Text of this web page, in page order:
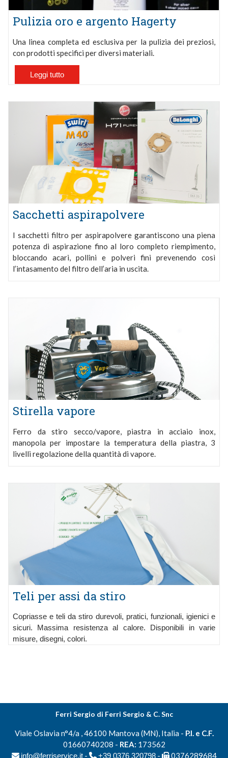
Pulizia oro e argento Hagerty
Una linea completa ed esclusiva per la pulizia dei preziosi,
con prodotti specifici per diversi materiali.
Leggi tutto
Sacchetti aspirapolvere
I sacchetti filtro per aspirapolvere garantiscono una piena
potenza di aspirazione fino al loro completo riempimento,
bloccando acari, pollini e polveri fini prevenendo così
l’intasamento del filtro dell’aria in uscita.
Stirella vapore
Ferro da stiro secco/vapore, piastra in acciaio inox,
manopola per impostare la temperatura della piastra, 3
livelli regolazione della quantità di vapore.
Teli per assi da stiro
Copriasse e teli da stiro durevoli, pratici, funzionali, igienici e
sicuri. Massima resistenza al calore. Disponibili in varie
misure, disegni, colori.
Ferri Sergio di Ferri Sergio & C. Snc
Viale Oslavia n°4/a , 46100 Mantova (MN), Italia - P.I. e C.F.
01660740208 - REA: 173562
info@ferriservice.it- +39 0376 320798- 0376289684